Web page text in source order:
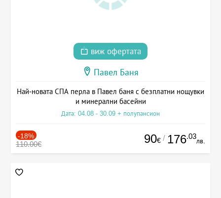
виж офертата
Павел Баня
Най-новата СПА перла в Павел баня с безплатни нощувки
и минерални басейни
Дата: 04.08 - 30.09 + полупансион
-18%
110.00€ 90€ / 176.03
лв.